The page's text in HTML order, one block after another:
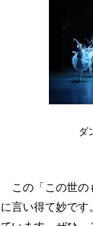
ダ
この「この世
に言い得て妙で